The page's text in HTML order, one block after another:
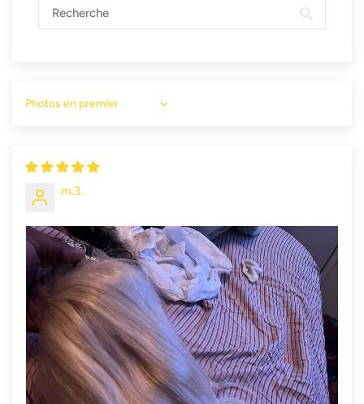
Sort by
m.3.